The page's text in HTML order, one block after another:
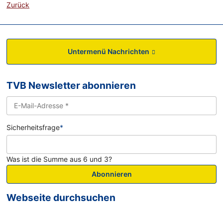
Zurück
Untermenü Nachrichten
TVB Newsletter abonnieren
Sicherheitsfrage*
Was ist die Summe aus 6 und 3?
Abonnieren
Webseite durchsuchen